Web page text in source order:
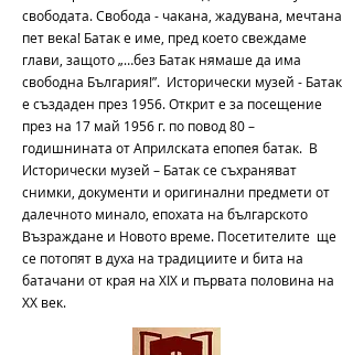
свободата. Свобода - чакана, жадувана, мечтана
пет века! Батак е име, пред което свеждаме
глави, защото „…без Батак нямаше да има
свободна България!”. Исторически музей - Батак
е създаден през 1956. Открит е за посещение
през на 17 май 1956 г. по повод 80 –
годишнината от Априлската епопея батак. В
Исторически музей – Батак се съхраняват
снимки, документи и оригинални предмети от
далечното минало, епохата на българското
Възраждане и Новото време. Посетителите ще
се потопят в духа на традициите и бита на
батачани от края на XIX и първата половина на
ХХ век.